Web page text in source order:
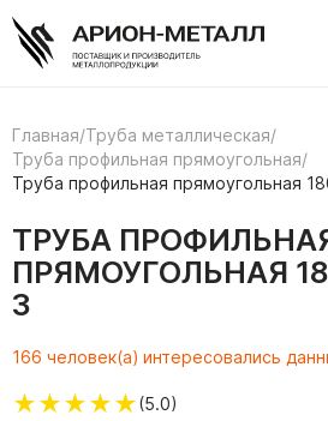
Главная/Труба металлическая/
Труба профильная прямоугольная/
Труба профильная прямоугольная
ТРУБА
ПРЯМОУГОЛЬНАЯ
3
166 человек(а) интересовались
★★★★★(5.0)